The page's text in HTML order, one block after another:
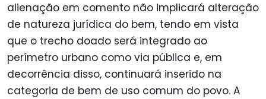
alienação em comento não implicará alteração
de natureza jurídica do bem, tendo em vista
que o trecho doado será integrado ao
perímetro urbano como via pública e, em
decorrência disso, continuará inserido na
categoria de bem de uso comum do povo. A